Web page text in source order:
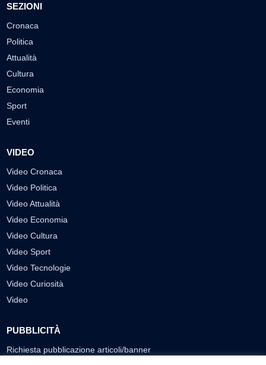
SEZIONI
Cronaca
Politica
Attualità
Cultura
Economia
Sport
Eventi
VIDEO
Video Cronaca
Video Politica
Video Attualità
Video Economia
Video Cultura
Video Sport
Video Tecnologie
Video Curiosità
Video
PUBBLICITÀ
Richiesta pubblicazione articoli/banner